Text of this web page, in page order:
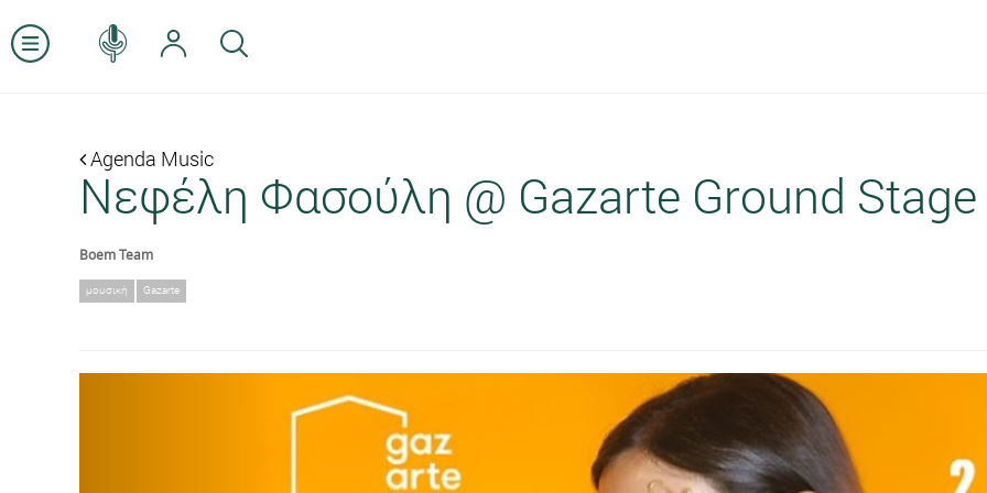
Agenda Music
Νεφέλη Φασούλη @ Gazarte Ground Stage
Boem Team
μουσική Gazarte